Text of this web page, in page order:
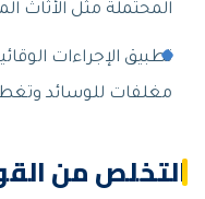
المحتملة مثل الأثاث
تطبيق الإجراءات
مغلفات للوسائد
التخلص من